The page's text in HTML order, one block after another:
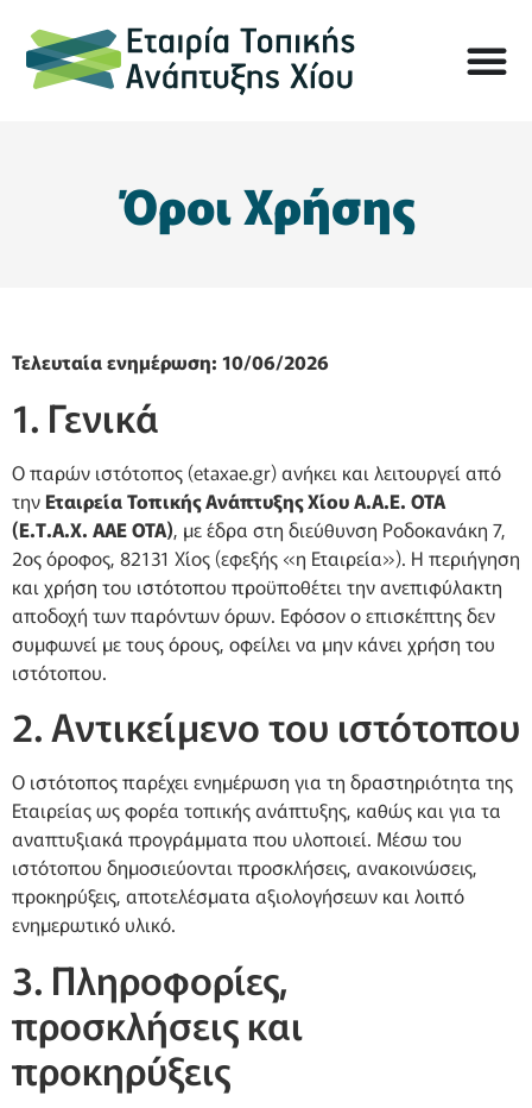
Όροι Χρήσης
Τελευταία ενημέρωση: 10/06/2026
1. Γενικά
Ο παρών ιστότοπος (etaxae.gr) ανήκει και λειτουργεί από
την Εταιρεία Τοπικής Ανάπτυξης Χίου Α.Α.Ε. ΟΤΑ
(Ε.Τ.Α.Χ. ΑΑΕ ΟΤΑ), με έδρα στη διεύθυνση Ροδοκανάκη 7,
2ος όροφος, 82131 Χίος (εφεξής «η Εταιρεία»). Η περιήγηση
και χρήση του ιστότοπου προϋποθέτει την ανεπιφύλακτη
αποδοχή των παρόντων όρων. Εφόσον ο επισκέπτης δεν
συμφωνεί με τους όρους, οφείλει να μην κάνει χρήση του
ιστότοπου.
2. Αντικείμενο του ιστότοπου
Ο ιστότοπος παρέχει ενημέρωση για τη δραστηριότητα της
Εταιρείας ως φορέα τοπικής ανάπτυξης, καθώς και για τα
αναπτυξιακά προγράμματα που υλοποιεί. Μέσω του
ιστότοπου δημοσιεύονται προσκλήσεις, ανακοινώσεις,
προκηρύξεις, αποτελέσματα αξιολογήσεων και λοιπό
ενημερωτικό υλικό.
3. Πληροφορίες,
προσκλήσεις και
προκηρύξεις